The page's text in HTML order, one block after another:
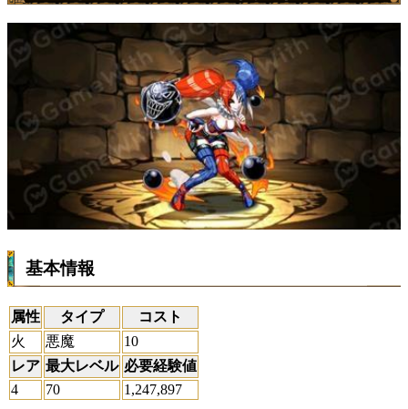
基本情報
属性 タイプ
コスト
火
悪魔
10
レア 最大レベル 必要経験値
4
70 1,247,897